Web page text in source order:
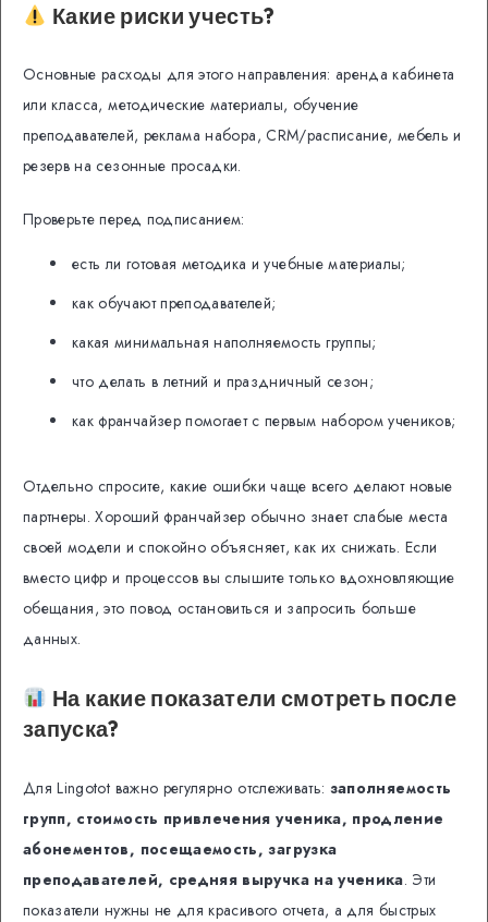
Какие риски учесть?
Основные расходы для этого направления: аренда кабинета
или класса, методические материалы, обучение
преподавателей, реклама набора, CRM/расписание, мебель и
резерв на сезонные просадки.
Проверьте перед подписанием:
есть ли готовая методика и учебные материалы;
как обучают преподавателей;
какая минимальная наполняемость группы;
что делать в летний и праздничный сезон;
как франчайзер помогает с первым набором учеников;
Отдельно спросите, какие ошибки чаще всего делают новые
партнеры. Хороший франчайзер обычно знает слабые места
своей модели и спокойно объясняет, как их снижать. Если
вместо цифр и процессов вы слышите только вдохновляющие
обещания, это повод остановиться и запросить больше
данных.
На какие показатели смотреть после
запуска?
Для Lingotot важно регулярно отслеживать: заполняемость
групп, стоимость привлечения ученика, продление
абонементов, посещаемость, загрузка
преподавателей, средняя выручка на ученика. Эти
показатели нужны не для красивого отчета, а для быстрых